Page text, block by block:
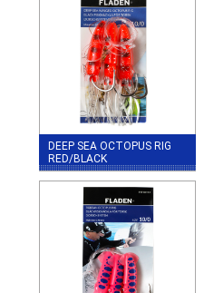
DEEP SEA OCTOPUS RIG
RED/BLACK